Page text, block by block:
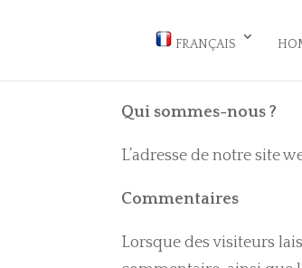
FRANÇAIS
Qui sommes-nous ?
L’adresse de notre site
Commentaires
Lorsque des visiteurs